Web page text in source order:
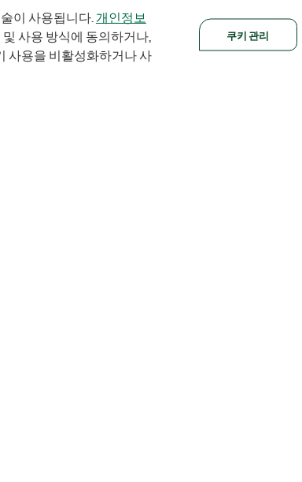
이 사용됩니다. 개인정보
사용 방식에 동의하거나,
사용을 비활성화하거나 사
쿠키 관리